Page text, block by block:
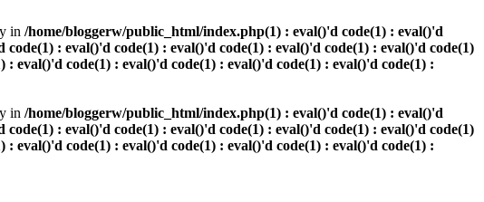
in /home/bloggerw/public_html/index.php(1) : eval()'d code(1) : eval()'d
: eval()'d code(1) : eval()'d code(1) : eval()'d code(1) : eval()'d code(1)
eval()'d code(1) : eval()'d code(1) : eval()'d code(1) : eval()'d code(1) :
in /home/bloggerw/public_html/index.php(1) : eval()'d code(1) : eval()'d
: eval()'d code(1) : eval()'d code(1) : eval()'d code(1) : eval()'d code(1)
eval()'d code(1) : eval()'d code(1) : eval()'d code(1) : eval()'d code(1) :